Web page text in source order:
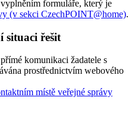
formuláře, který je
(v sekci CzechPOINT@home).
situaci řešit
komunikaci žadatele s
prostřednictvím webového
místě veřejné správy